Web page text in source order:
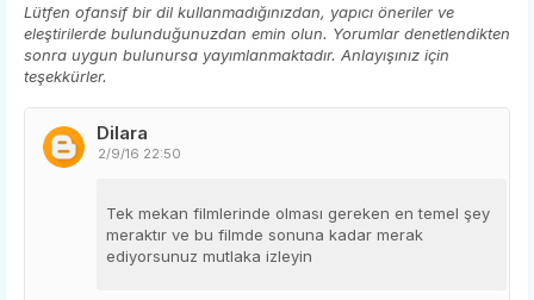
Lütfen ofansif bir dil kullanmadığınızdan, yapıcı öneriler ve
eleştirilerde bulunduğunuzdan emin olun. Yorumlar denetlendikten
sonra uygun bulunursa yayımlanmaktadır. Anlayışınız için
teşekkürler.
Dilara
2/9/16 22:50
Tek mekan filmlerinde olması gereken en temel şey
meraktır ve bu filmde sonuna kadar merak
ediyorsunuz mutlaka izleyin